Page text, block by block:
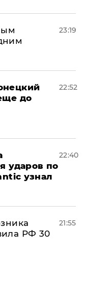
23:19
до
22:52
ударов по
узнал
22:40
РФ 30
21:55